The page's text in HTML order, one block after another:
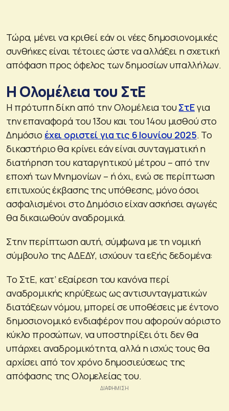
Τώρα, μένει να κριθεί εάν οι νέες δημοσιονομικές
συνθήκες είναι τέτοιες ώστε να αλλάξει η σχετική
απόφαση προς όφελος των δημοσίων υπαλλήλων.
Η Ολομέλεια του ΣτΕ
Η πρότυπη δίκη από την Ολομέλεια τουΣτΕγια
την επαναφορά του 13ου και του 14ου μισθού στο
Δημόσιο έχει οριστεί για τις 6 Ιουνίου 2025. Το
δικαστήριο θα κρίνει εάν είναι συνταγματική η
διατήρηση του καταργητικού μέτρου – από την
εποχή των Μνημονίων – ή όχι, ενώ σε περίπτωση
επιτυχούς έκβασης της υπόθεσης, μόνο όσοι
ασφαλισμένοι στο Δημόσιο είχαν ασκήσει αγωγές
θα δικαιωθούν αναδρομικά.
Στην περίπτωση αυτή, σύμφωνα με τη νομική
σύμβουλο της ΑΔΕΔΥ, ισχύουν τα εξής δεδομένα:
Το ΣτΕ, κατ’ εξαίρεση του κανόνα περί
αναδρομικής κηρύξεως ως αντισυνταγματικών
διατάξεων νόμου, μπορεί σε υποθέσεις με έντονο
δημοσιονομικό ενδιαφέρον που αφορούν αόριστο
κύκλο προσώπων, να υποστηρίξει ότι δεν θα
υπάρχει αναδρομικότητα, αλλά η ισχύς τους θα
αρχίσει από τον χρόνο δημοσιεύσεως της
απόφασης της Ολομελείας του.